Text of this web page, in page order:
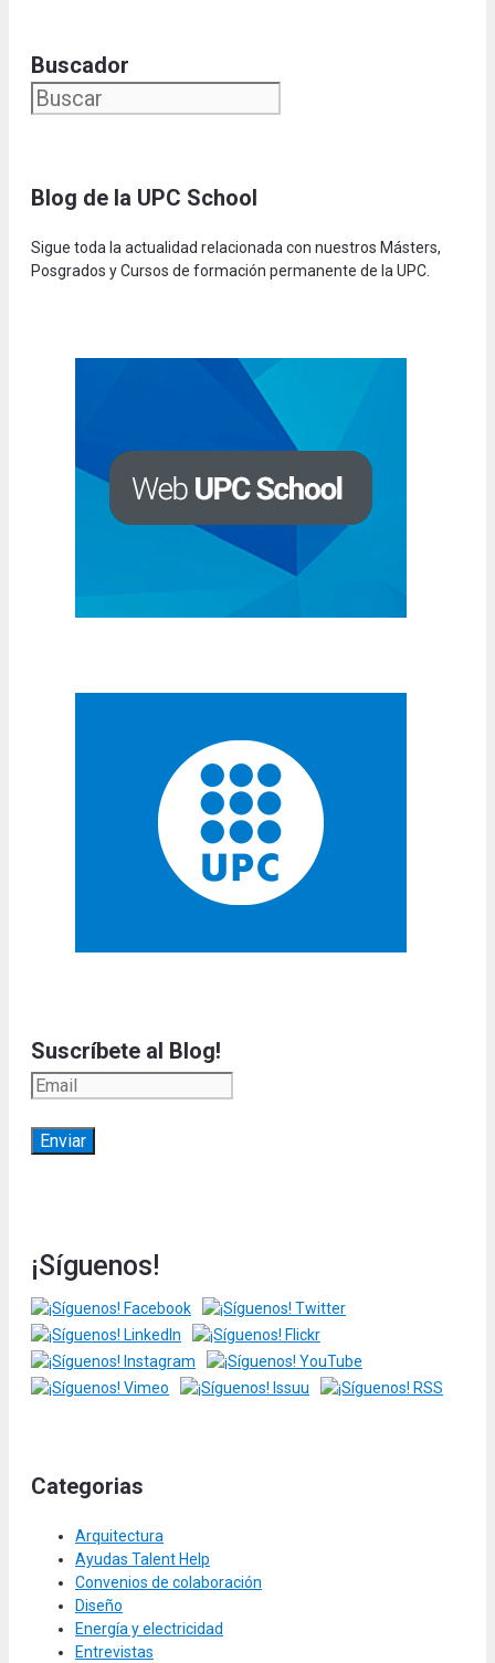
Buscador
Blog de la UPC School
Sigue toda la actualidad relacionada con nuestros Másters,
Posgrados y Cursos de formación permanente de la UPC.
Suscríbete al Blog!
¡Síguenos!
Categorias
Arquitectura
Ayudas Talent Help
Convenios de colaboración
Diseño
Energía y electricidad
Entrevistas